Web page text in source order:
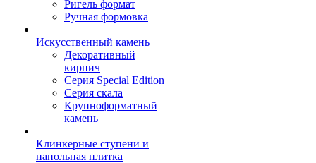
Ригель формат
Ручная формовка
Искусственный камень
Декоративный
кирпич
Серия Special Edition
Серия скала
Крупноформатный
камень
Клинкерные ступени и
напольная плитка